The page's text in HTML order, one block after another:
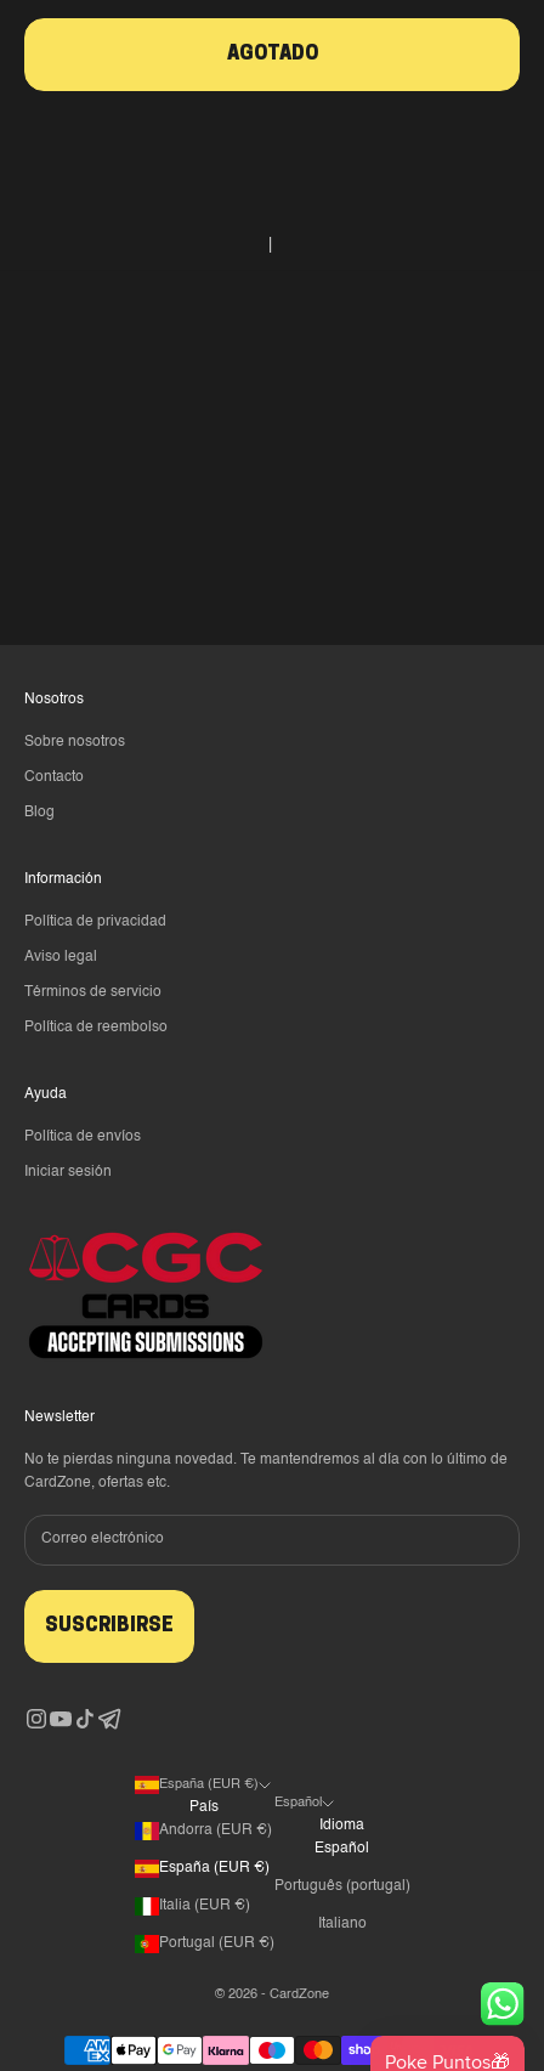
AGOTADO
Nosotros
Sobre nosotros
Contacto
Blog
Información
Política de privacidad
Aviso legal
Términos de servicio
Política de reembolso
Ayuda
Política de envíos
Iniciar sesión
Newsletter
No te pierdas ninguna novedad. Te mantendremos al día con lo último de
CardZone, ofertas etc.
SUSCRIBIRSE
España (EUR €)
País
Andorra (EUR €)
España (EUR €)
Italia (EUR €)
Portugal (EUR €)
Español
Idioma
Español
Português (portugal)
Italiano
© 2026 - CardZone